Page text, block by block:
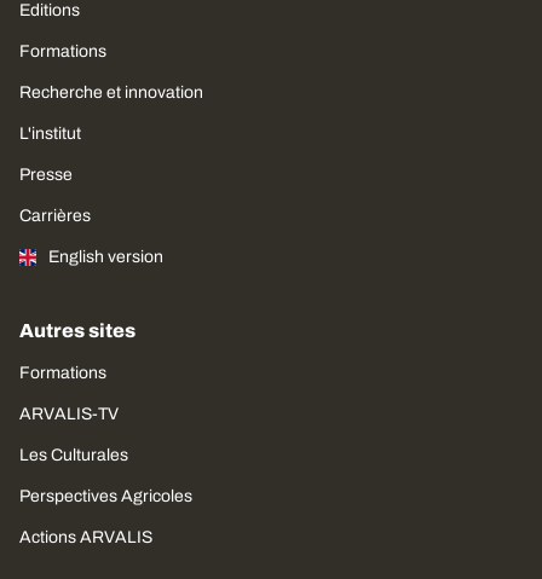
Editions
Formations
Recherche et innovation
L'institut
Presse
Carrières
English version
Autres sites
Formations
ARVALIS-TV
Les Culturales
Perspectives Agricoles
Actions ARVALIS